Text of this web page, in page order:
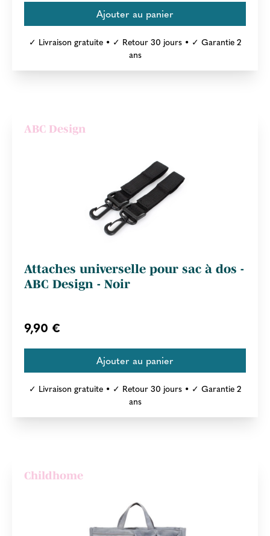
✓ Livraison gratuite • ✓ Retour 30 jours • ✓ Garantie 2
ans
ABC Design
Attaches universelle pour sac à dos -
ABC Design - Noir
9,90 €
✓ Livraison gratuite • ✓ Retour 30 jours • ✓ Garantie 2
ans
Childhome